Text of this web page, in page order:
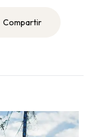
Compartir